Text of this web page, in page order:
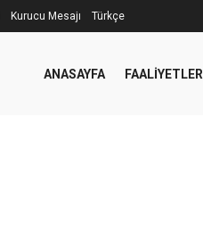
Kurucu Mesajı Türkçe
ANASAYFA FAALIYETLER